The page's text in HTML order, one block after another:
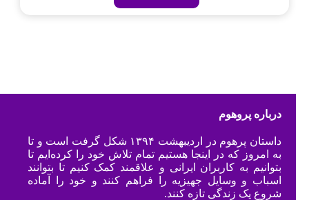
درباره پروهوم
داستان پرهوم در اردیبهشت ۱۳۹۴ شکل گرفت است و تا
به امروز که در اینجا هستیم تمام تلاش خود را کرده‌ایم تا
بتوانیم به کاربران ایرانی و علاقمند کمک کنیم تا بتوانند
اسباب و وسایل جهیزیه را فراهم کنند و خود را آماده
شروع یک زندگی تازه کنند.